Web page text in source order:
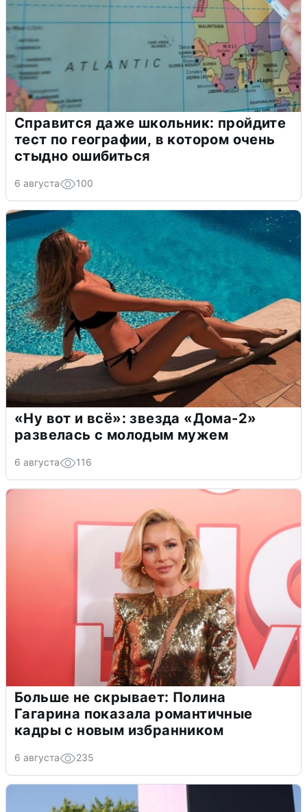
Справится даже школьник: пройдите
тест по географии, в котором очень
стыдно ошибиться
6 августа 100
«Ну вот и всё»: звезда «Дома-2»
развелась с молодым мужем
6 августа 116
Больше не скрывает: Полина
Гагарина показала романтичные
кадры с новым избранником
6 августа 235